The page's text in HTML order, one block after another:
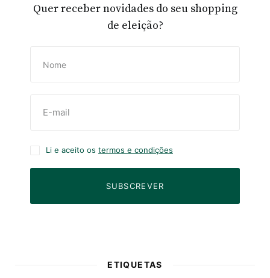
Quer receber novidades do seu shopping
de eleição?
Li e aceito os termos e condições
SUBSCREVER
ETIQUETAS